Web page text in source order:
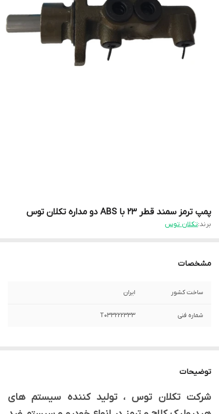
پمپ ترمز سمند قطر 23 با ABS دو مداره تکلان توس
برند:تکلان توس
مشخصات
ساخت کشور ایران
شماره فنی T033222333
توضیحات
شرکت تکلان توس ، تولید کننده سیستم های